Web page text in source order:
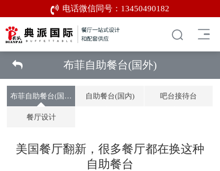
电话微信同号： 13450490182
布菲自助餐台(国外)
布菲自助餐台(国外) 自助餐台(国内) 吧台接待台
餐厅设计
美国餐厅翻新，很多餐厅都在换这种
自助餐台